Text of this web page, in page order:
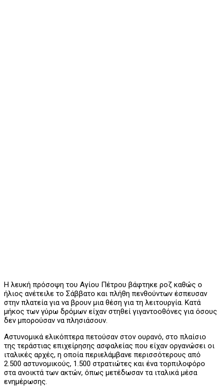
Η λευκή πρόσοψη του Αγίου Πέτρου βάφτηκε ροζ καθώς ο
ήλιος ανέτειλε το Σάββατο και πλήθη πενθούντων έσπευσαν
στην πλατεία για να βρουν μια θέση για τη λειτουργία. Κατά
μήκος των γύρω δρόμων είχαν στηθεί γιγαντοοθόνες για όσους
δεν μπορούσαν να πλησιάσουν.
Αστυνομικά ελικόπτερα πετούσαν στον ουρανό, στο πλαίσιο
της τεράστιας επιχείρησης ασφαλείας που είχαν οργανώσει οι
ιταλικές αρχές, η οποία περιελάμβανε περισσότερους από
2.500 αστυνομικούς, 1.500 στρατιώτες και ένα τορπιλοφόρο
στα ανοικτά των ακτών, όπως μετέδωσαν τα ιταλικά μέσα
ενημέρωσης.